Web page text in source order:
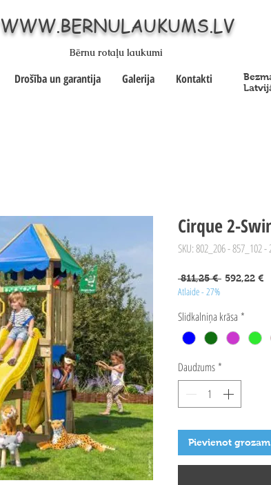
WWW.BERNULAUKUMS.LV
Drošība un garantija Galerija Kontakti
Bērnu rotaļu laukumi
Cirque 2-
SKU: 802_206 - 857_102
811,25 € Parastā
592,22 €
Atlaide - 27%
Slidkalniņa krāsa *
Daudzums *
Pievienot grozam